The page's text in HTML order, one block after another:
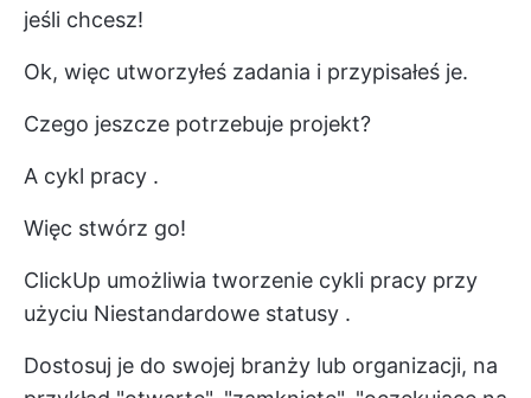
jeśli chcesz!
Ok, więc utworzyłeś zadania i przypisałeś je.
Czego jeszcze potrzebuje projekt?
A cykl pracy .
Więc stwórz go!
ClickUp umożliwia tworzenie cykli pracy przy
użyciu Niestandardowe statusy .
Dostosuj je do swojej branży lub organizacji, na